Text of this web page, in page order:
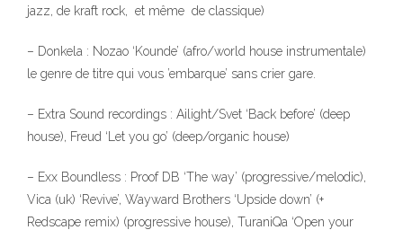
jazz, de kraft rock, et même de classique)
– Donkela : Nozao ‘Kounde’ (afro/world house instrumentale)
le genre de titre qui vous ’embarque’ sans crier gare.
– Extra Sound recordings : Ailight/Svet ‘Back before’ (deep
house), Freud ‘Let you go’ (deep/organic house)
– Exx Boundless : Proof DB ‘The way’ (progressive/melodic),
Vica (uk) ‘Revive’, Wayward Brothers ‘Upside down’ (+
Redscape remix) (progressive house), TuraniQa ‘Open your